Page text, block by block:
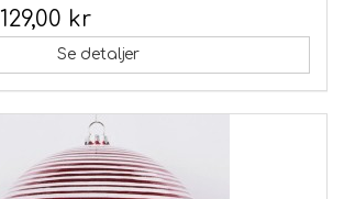
129,00 kr
Se detaljer